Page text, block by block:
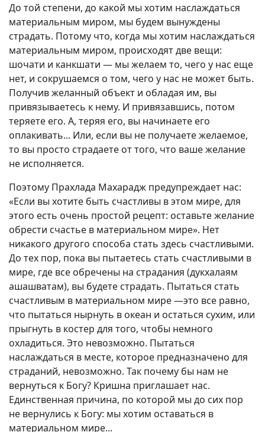
До той степени, до какой мы хотим наслаждаться
материальным миром, мы будем вынуждены
страдать. Потому что, когда мы хотим наслаждаться
материальным миром, происходят две вещи:
шочати и канкшати — мы желаем то, чего у нас еще
нет, и сокрушаемся о том, чего у нас не может быть.
Получив желанный объект и обладая им, вы
привязываетесь к нему. И привязавшись, потом
теряете его. А, теряя его, вы начинаете его
оплакивать... Или, если вы не получаете желаемое,
то вы просто страдаете от того, что ваше желание
не исполняется.
Поэтому Прахлада Махарадж предупреждает нас:
«Если вы хотите быть счастливы в этом мире, для
этого есть очень простой рецепт: оставьте желание
обрести счастье в материальном мире». Нет
никакого другого способа стать здесь счастливыми.
До тех пор, пока вы пытаетесь стать счастливыми в
мире, где все обречены на страдания (дукхалаям
ашашватам), вы будете страдать. Пытаться стать
счастливым в материальном мире —это все равно,
что пытаться нырнуть в океан и остаться сухим, или
прыгнуть в костер для того, чтобы немного
охладиться. Это невозможно. Пытаться
наслаждаться в месте, которое предназначено для
страданий, невозможно. Так почему бы нам не
вернуться к Богу? Кришна приглашает нас.
Единственная причина, по которой мы до сих пор
не вернулись к Богу: мы хотим оставаться в
материальном мире...